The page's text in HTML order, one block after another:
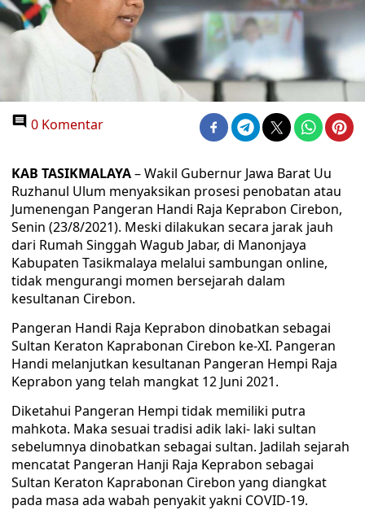
0 Komentar
KAB TASIKMALAYA– Wakil Gubernur Jawa Barat Uu
Ruzhanul Ulum menyaksikan prosesi penobatan atau
Jumenengan Pangeran Handi Raja Keprabon Cirebon,
Senin (23/8/2021). Meski dilakukan secara jarak jauh
dari Rumah Singgah Wagub Jabar, di Manonjaya
Kabupaten Tasikmalaya melalui sambungan online,
tidak mengurangi momen bersejarah dalam
kesultanan Cirebon.
Pangeran Handi Raja Keprabon dinobatkan sebagai
Sultan Keraton Kaprabonan Cirebon ke-XI. Pangeran
Handi melanjutkan kesultanan Pangeran Hempi Raja
Keprabon yang telah mangkat 12 Juni 2021.
Diketahui Pangeran Hempi tidak memiliki putra
mahkota. Maka sesuai tradisi adik laki- laki sultan
sebelumnya dinobatkan sebagai sultan. Jadilah sejarah
mencatat Pangeran Hanji Raja Keprabon sebagai
Sultan Keraton Kaprabonan Cirebon yang diangkat
pada masa ada wabah penyakit yakni COVID-19.